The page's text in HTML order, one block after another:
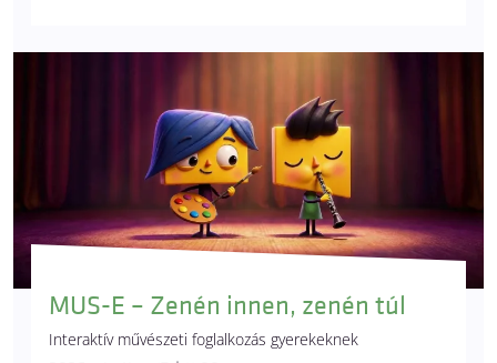
MUS-E – Zenén innen, zenén túl
Interaktív művészeti foglalkozás gyerekeknek